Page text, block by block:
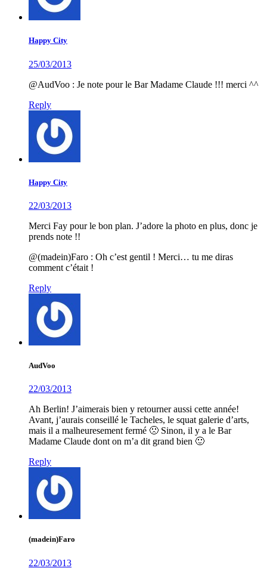
Happy City
25/03/2013
@AudVoo : Je note pour le Bar Madame Claude !!! merci ^^
Reply
Happy City
22/03/2013
Merci Fay pour le bon plan. J’adore la photo en plus, donc je
prends note !!
@(madein)Faro : Oh c’est gentil ! Merci… tu me diras
comment c’était !
Reply
AudVoo
22/03/2013
Ah Berlin! J’aimerais bien y retourner aussi cette année!
Avant, j’aurais conseillé le Tacheles, le squat galerie d’arts,
mais il a malheuresement fermé 🙁 Sinon, il y a le Bar
Madame Claude dont on m’a dit grand bien 🙂
Reply
(madein)Faro
22/03/2013